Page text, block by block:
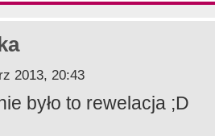
2013, 20:43
było to rewelacja ;D